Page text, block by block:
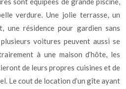
verdure. Une jolie terrasse, un
une résidence pour gardien sans
voitures peuvent aussi se
à une maison d’hôte, les
de leurs propres cuisines et de
Le cout de location d’un gîte ayant